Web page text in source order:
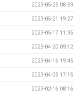
2023-05-25 08:59
2023-05-21 19:27
2023-05-17 11:35
2023-04-20 09:12
2023-04-16 19:45
2023-04-05 17:15
2023-02-16 08:16